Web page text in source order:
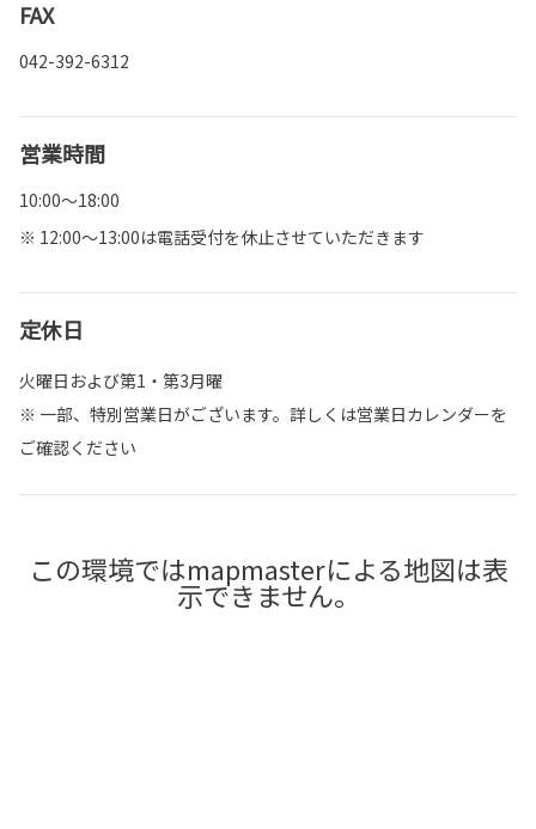
FAX
042-392-6312
営業時間
10:00～18:00
※ 12:00～13:00は電話受付を休止させていただきます
定休日
火曜日および第1・第3月曜
※ 一部、特別営業日がございます。詳しくは営業日カレンダーを
ご確認ください
この環境ではmapmasterによる地図は表
示できません。